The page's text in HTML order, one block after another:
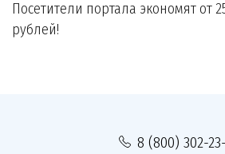
Посетители портала экономят от
рублей!
8 (800) 302-